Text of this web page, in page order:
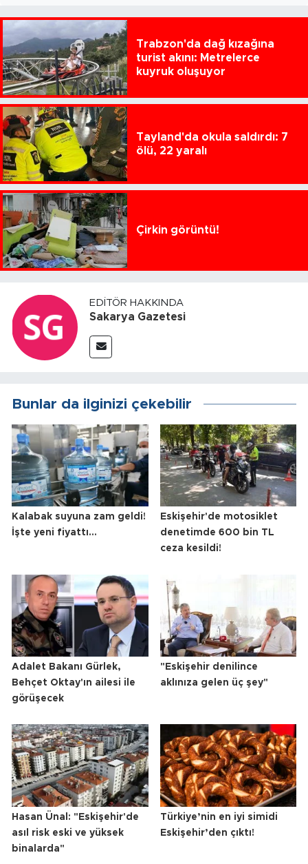
Trabzon'da dağ kızağına
turist akını: Metrelerce
kuyruk oluşuyor
Tayland'da okula saldırdı: 7
ölü, 22 yaralı
Çirkin görüntü!
EDITÖR HAKKINDA
Sakarya Gazetesi
Bunlar da ilginizi çekebilir
Kalabak suyuna zam geldi!
İşte yeni fiyattı...
Eskişehir'de motosiklet
denetimde 600 bin TL
ceza kesildi!
Adalet Bakanı Gürlek,
Behçet Oktay'ın ailesi ile
görüşecek
"Eskişehir denilince
aklınıza gelen üç şey"
Hasan Ünal: "Eskişehir'de
asıl risk eski ve yüksek
binalarda"
Türkiye’nin en iyi simidi
Eskişehir’den çıktı!